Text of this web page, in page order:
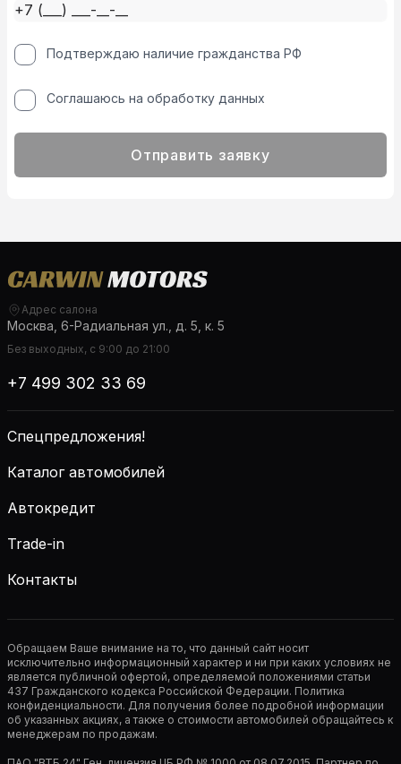
Подтверждаю наличие гражданства РФ
Соглашаюсь на обработку данных
Отправить заявку
Адрес салона
Москва, 6-Радиальная ул., д. 5, к. 5
Без выходных, с 9:00 до 21:00
+7 499 302 33 69
Спецпредложения!
Каталог автомобилей
Автокредит
Trade-in
Контакты
Обращаем Ваше внимание на то, что данный сайт носит
исключительно информационный характер и ни при каких условиях не
является публичной офертой, определяемой положениями статьи
437 Гражданского кодекса Российской Федерации. Политика
конфиденциальности. Для получения более подробной информации
об указанных акциях, а также о стоимости автомобилей обращайтесь к
менеджерам по продажам.